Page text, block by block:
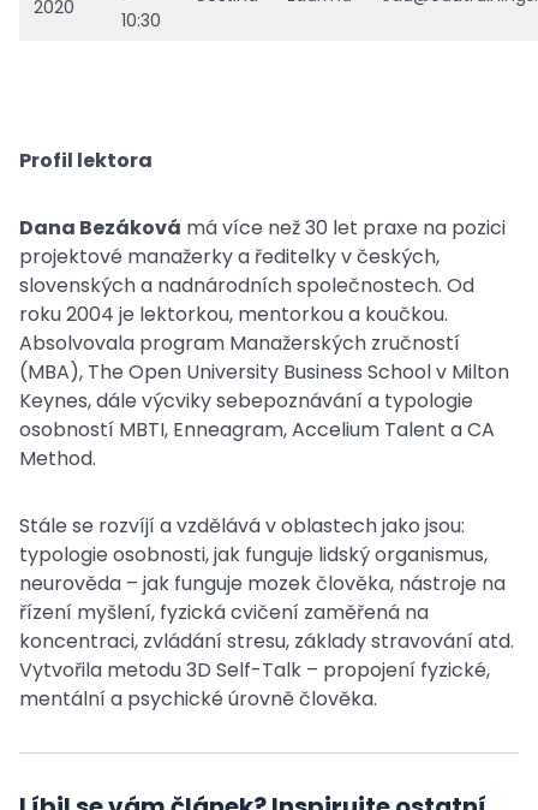
2020
10:30
Profil lektora
Dana Bezáková má více než 30 let praxe na pozici
projektové manažerky a ředitelky v českých,
slovenských a nadnárodních společnostech. Od
roku 2004 je lektorkou, mentorkou a koučkou.
Absolvovala program Manažerských zručností
(MBA), The Open University Business School v Milton
Keynes, dále výcviky sebepoznávání a typologie
osobností MBTI, Enneagram, Accelium Talent a CA
Method.
Stále se rozvíjí a vzdělává v oblastech jako jsou:
typologie osobnosti, jak funguje lidský organismus,
neurověda – jak funguje mozek člověka, nástroje na
řízení myšlení, fyzická cvičení zaměřená na
koncentraci, zvládání stresu, základy stravování atd.
Vytvořila metodu 3D Self-Talk – propojení fyzické,
mentální a psychické úrovně člověka.